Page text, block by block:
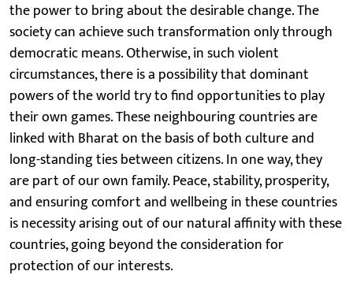
the power to bring about the desirable change. The
society can achieve such transformation only through
democratic means. Otherwise, in such violent
circumstances, there is a possibility that dominant
powers of the world try to find opportunities to play
their own games. These neighbouring countries are
linked with Bharat on the basis of both culture and
long-standing ties between citizens. In one way, they
are part of our own family. Peace, stability, prosperity,
and ensuring comfort and wellbeing in these countries
is necessity arising out of our natural affinity with these
countries, going beyond the consideration for
protection of our interests.